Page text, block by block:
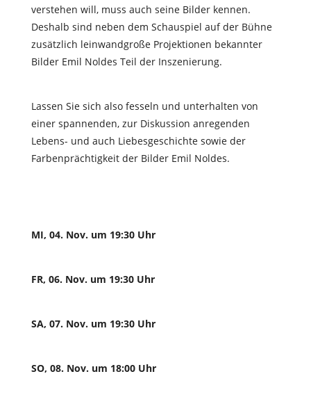
verstehen will, muss auch seine Bilder kennen.
Deshalb sind neben dem Schauspiel auf der Bühne
zusätzlich leinwandgroße Projektionen bekannter
Bilder Emil Noldes Teil der Inszenierung.
Lassen Sie sich also fesseln und unterhalten von
einer spannenden, zur Diskussion anregenden
Lebens- und auch Liebesgeschichte sowie der
Farbenprächtigkeit der Bilder Emil Noldes.
MI, 04. Nov. um 19:30 Uhr
FR, 06. Nov. um 19:30 Uhr
SA, 07. Nov. um 19:30 Uhr
SO, 08. Nov. um 18:00 Uhr